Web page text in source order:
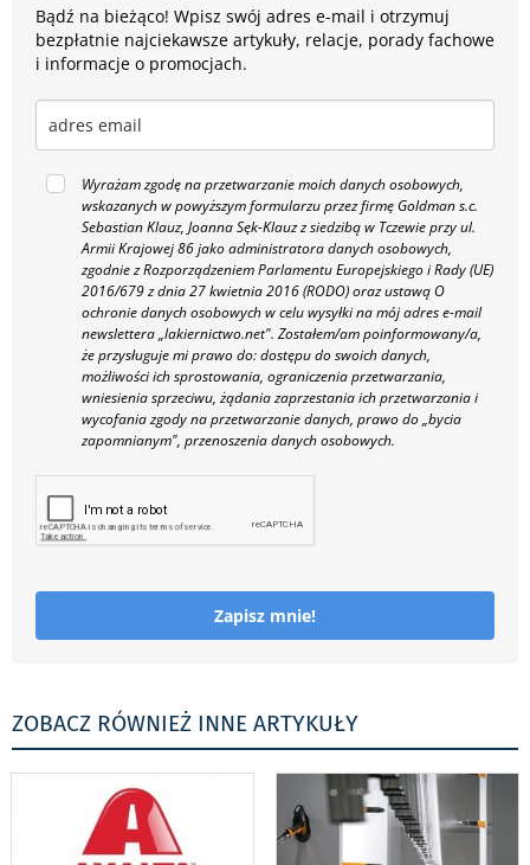
Bądź na bieżąco! Wpisz swój adres e-mail i otrzymuj
bezpłatnie najciekawsze artykuły, relacje, porady fachowe
i informacje o promocjach.
Wyrażam zgodę na przetwarzanie moich danych osobowych,
wskazanych w powyższym formularzu przez firmę Goldman s.c.
Sebastian Klauz, Joanna Sęk-Klauz z siedzibą w Tczewie przy ul.
Armii Krajowej 86 jako administratora danych osobowych,
zgodnie z Rozporządzeniem Parlamentu Europejskiego i Rady (UE)
2016/679 z dnia 27 kwietnia 2016 (RODO) oraz ustawą O
ochronie danych osobowych w celu wysyłki na mój adres e-mail
newslettera „lakiernictwo.net". Zostałem/am poinformowany/a,
że przysługuje mi prawo do: dostępu do swoich danych,
możliwości ich sprostowania, ograniczenia przetwarzania,
wniesienia sprzeciwu, żądania zaprzestania ich przetwarzania i
wycofania zgody na przetwarzanie danych, prawo do „bycia
zapomnianym", przenoszenia danych osobowych.
Zapisz mnie!
ZOBACZ RÓWNIEŻ INNE ARTYKUŁY